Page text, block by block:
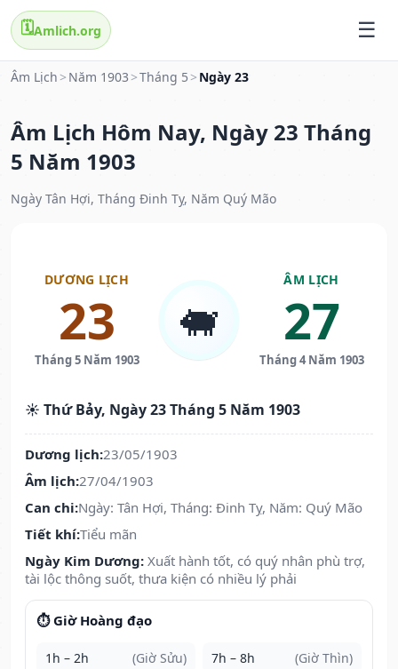
🗓️Amlich.org
Âm Lịch > Năm 1903 >Tháng 5 > Ngày 23
Âm Lịch Hôm Nay, Ngày 23 Tháng
5 Năm 1903
Ngày Tân Hợi, Tháng Đinh Tỵ, Năm Quý Mão
DƯƠNG LỊCH
23
Tháng 5 Năm 1903
🐖
ÂM LỊCH
27
Tháng 4 Năm 1903
☀️ Thứ Bảy, Ngày 23 Tháng 5 Năm 1903
Dương lịch:23/05/1903
Âm lịch:27/04/1903
Can chi:Ngày: Tân Hợi, Tháng: Đinh Tỵ, Năm: Quý Mão
Tiết khí:Tiểu mãn
Ngày Kim Dương: Xuất hành tốt, có quý nhân phù trợ,
tài lộc thông suốt, thưa kiện có nhiều lý phải
⏱️ Giờ Hoàng đạo
1h – 2h (Giờ Sửu) 7h – 8h (Giờ Thìn)